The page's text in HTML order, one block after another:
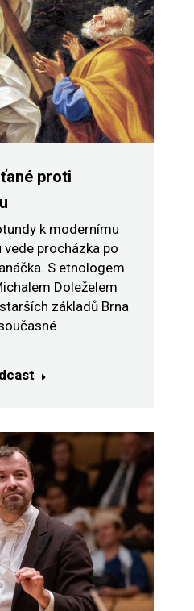
proti
k modernímu
procházka po
S etnologem
Doleželem
základů Brna